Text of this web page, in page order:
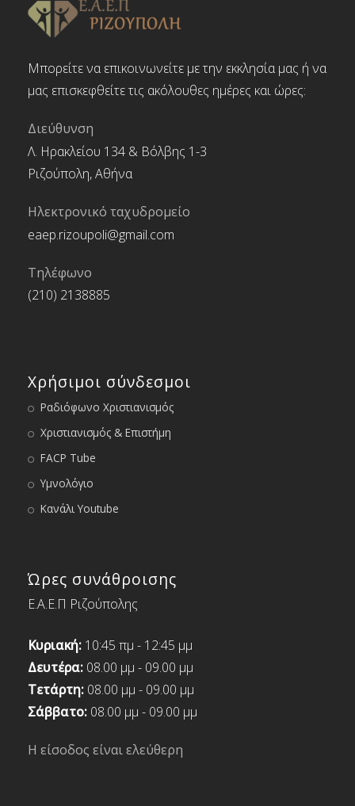
Μπορείτε να επικοινωνείτε με την εκκλησία μας ή να
μας επισκεφθείτε τις ακόλουθες ημέρες και ώρες:
Διεύθυνση
Λ. Ηρακλείου 134 & Βόλβης 1-3
Ριζούπολη, Αθήνα
Ηλεκτρονικό ταχυδρομείο
eaep.rizoupoli@gmail.com
Τηλέφωνο
(210) 2138885
Χρήσιμοι σύνδεσμοι
Ραδιόφωνο Χριστιανισμός
Χριστιανισμός & Επιστήμη
FACP Tube
Υμνολόγιο
Κανάλι Youtube
Ώρες συνάθροισης
Ε.Α.Ε.Π Ριζούπολης
Κυριακή: 10:45 πμ - 12:45 μμ
Δευτέρα: 08.00 μμ - 09.00 μμ
Τετάρτη: 08.00 μμ - 09.00 μμ
Σάββατο: 08.00 μμ - 09.00 μμ
Η είσοδος είναι ελεύθερη